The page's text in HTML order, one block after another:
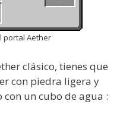
portal Aether
clásico, tienes que
con piedra ligera y
un cubo de agua :